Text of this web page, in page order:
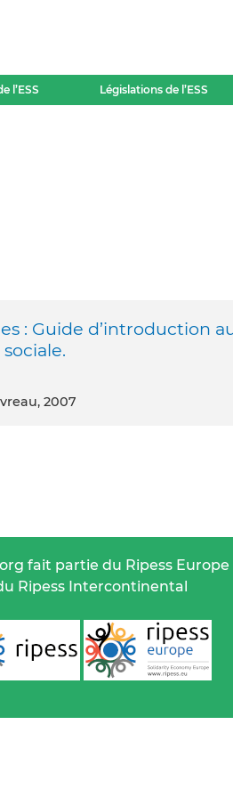
l’ESS Législations de l’ESS
: Guide d’introduction
2007
fait partie du Ripess Europe
Ripess Intercontinental